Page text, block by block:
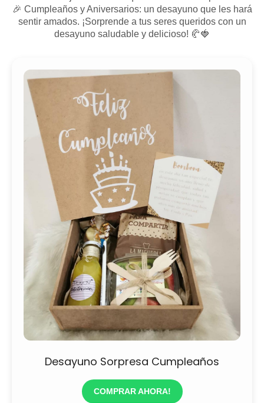
🎉 Cumpleaños y Aniversarios: un desayuno que les hará
sentir amados. ¡Sorprende a tus seres queridos con un
desayuno saludable y delicioso! 🥐🍓
Desayuno Sorpresa Cumpleaños
COMPRAR AHORA!